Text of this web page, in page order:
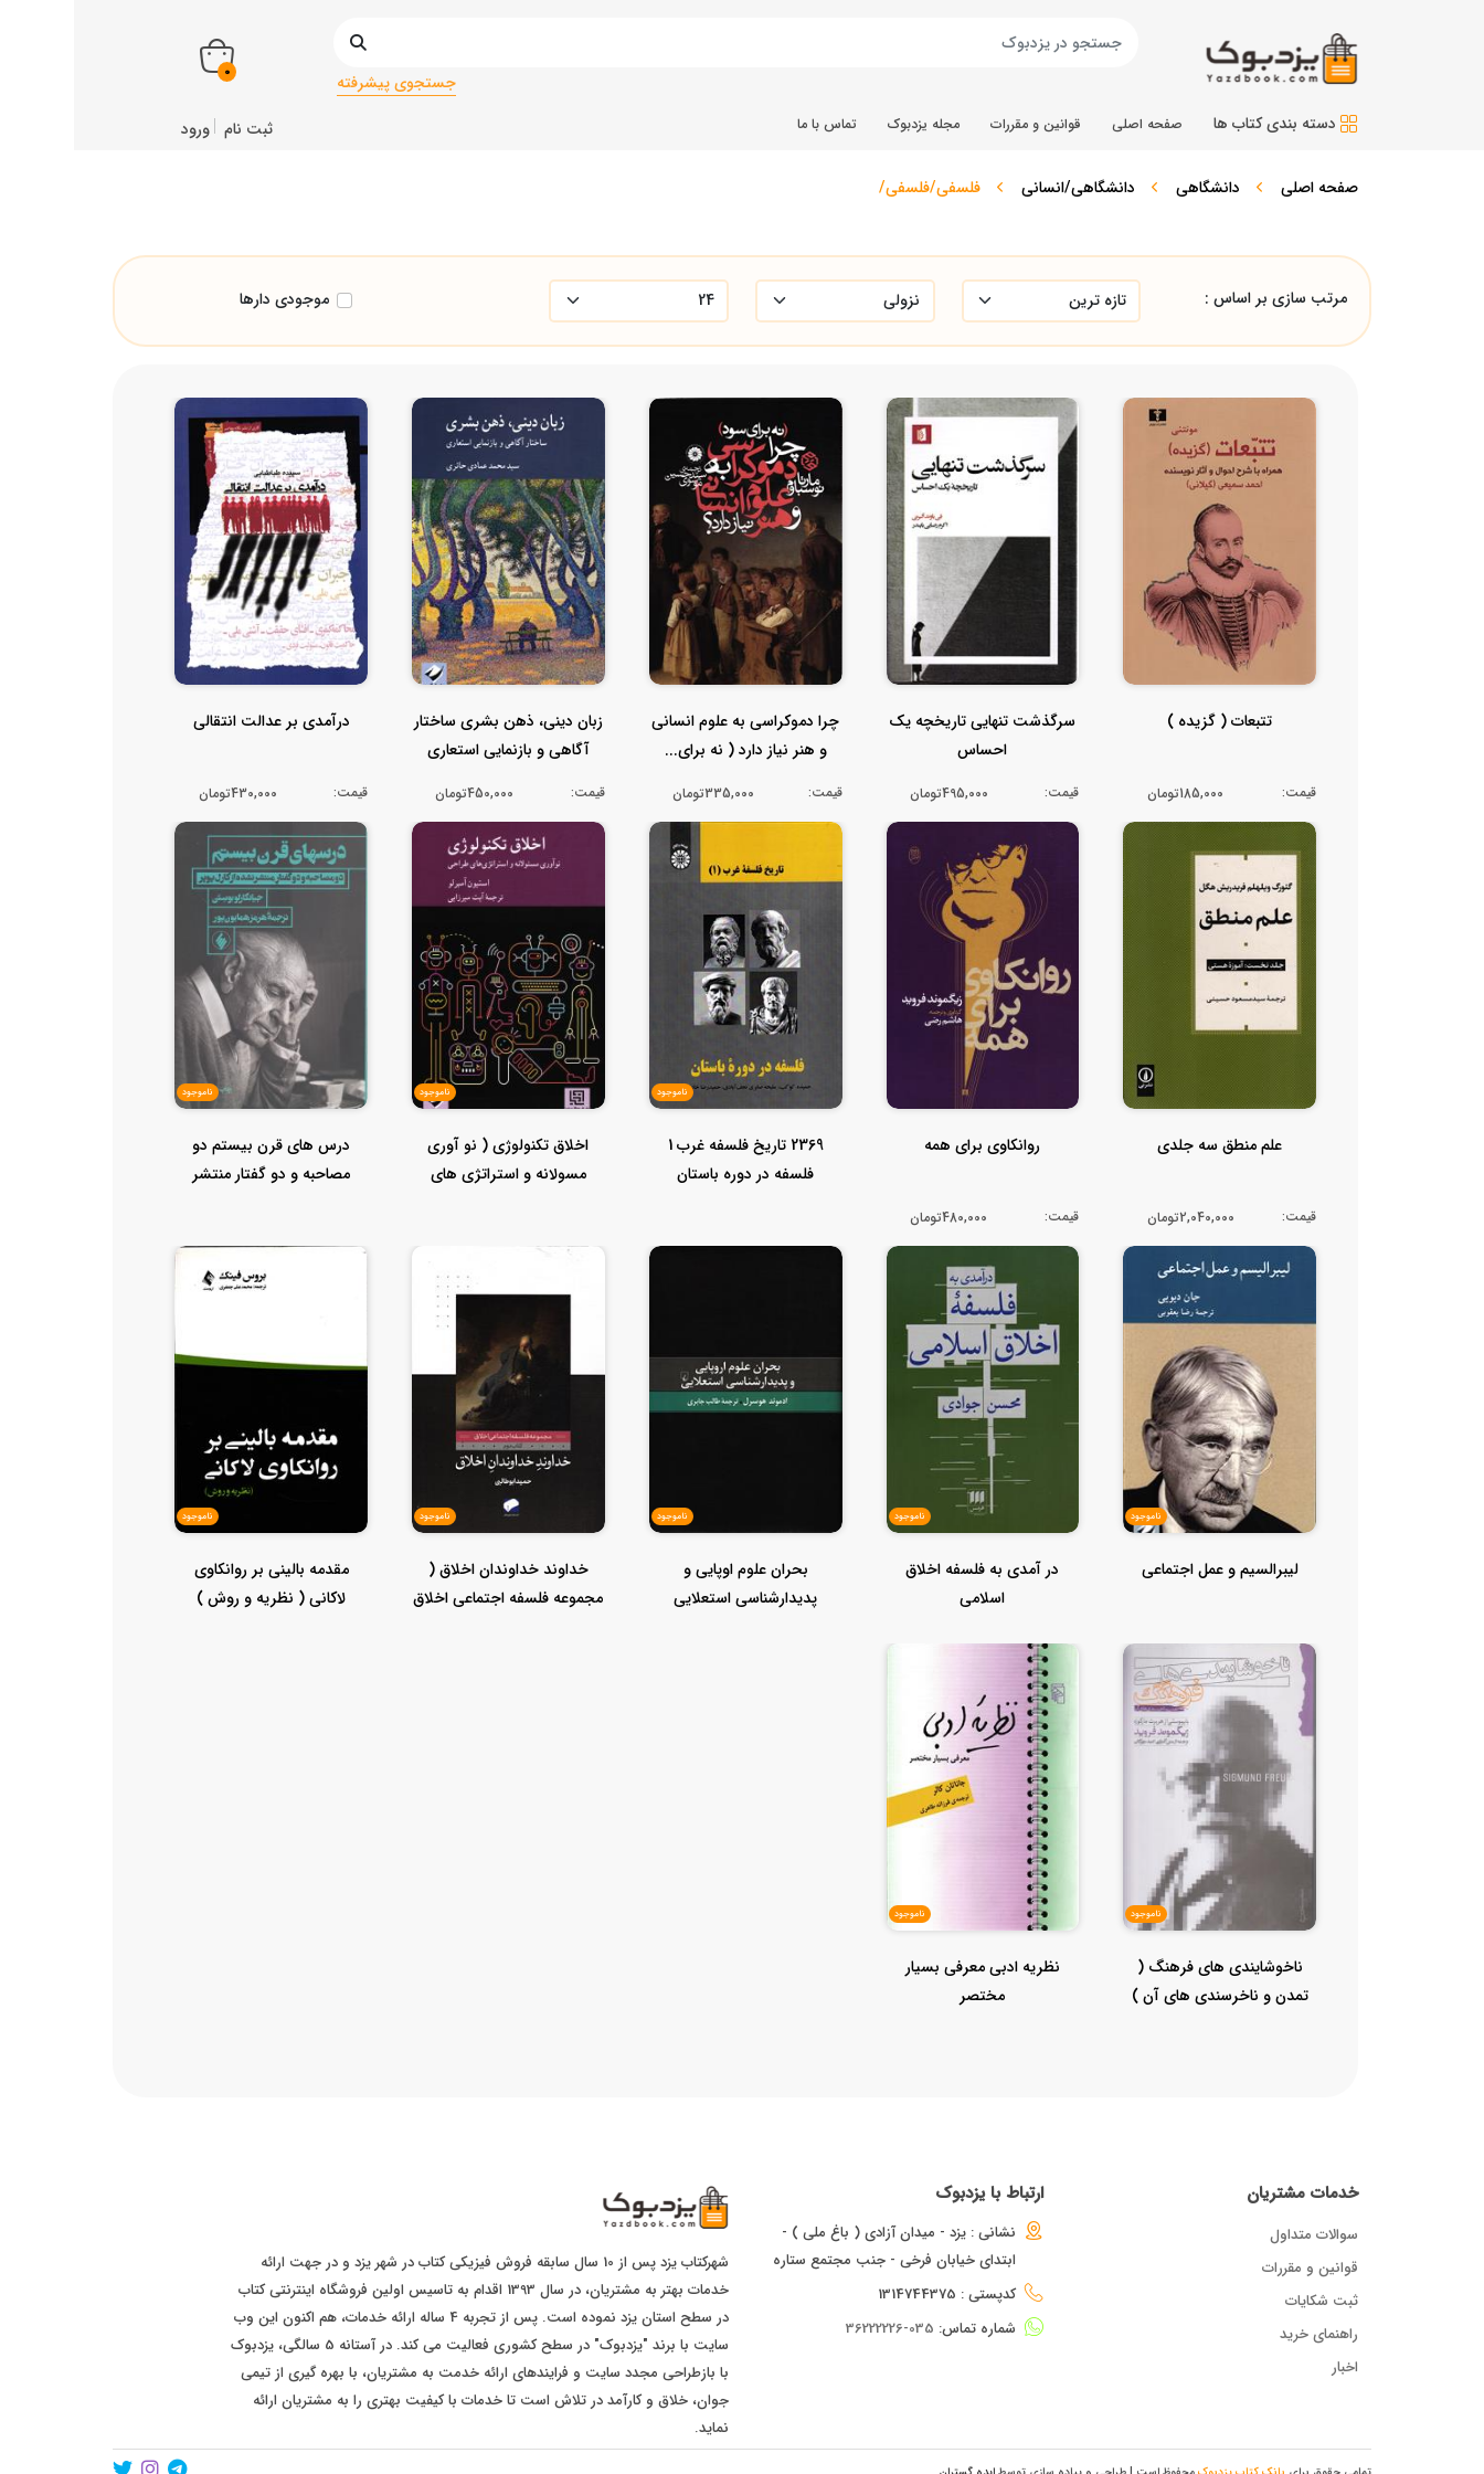
جستجوی پیشرفته 0
دسته بندی کتاب ها صفحه اصلی قوانین و مقررات مجله یزدبوک تماس با ما ثبت نام ورود
صفحه اصلی دانشگاهی دانشگاهی/انسانی فلسفی/فلسفی/
مرتب سازی بر اساس : موجودی دارها
تتبعات ( گزیده )
قیمت: 185,000تومان
سرگذشت تنهایی تاریخچه یک
احساس
قیمت: 495,000تومان
چرا دموکراسی به علوم انسانی
و هنر نیاز دارد ( نه برای...
قیمت: 335,000تومان
زبان دینی، ذهن بشری ساختار
آگاهی و بازنمایی استعاری
قیمت: 450,000تومان
درآمدی بر عدالت انتقالی
قیمت: 430,000تومان
علم منطق سه جلدی
قیمت: 2,040,000تومان
روانکاوی برای همه
قیمت: 480,000تومان
ناموجود
2369 تاریخ فلسفه غرب 1
فلسفه در دوره باستان
ناموجود
اخلاق تکنولوژی ( نو آوری
مسولانه و استراتژی های
ناموجود
درس های قرن بیستم دو
مصاحبه و دو گفتار منتشر
ناموجود
لیبرالسیم و عمل اجتماعی
ناموجود
در آمدی به فلسفه اخلاق
اسلامی
ناموجود
بحران علوم اوپایی و
پدیدارشناسی استعلایی
ناموجود
خداوند خداوندان اخلاق (
مجموعه فلسفه اجتماعی اخلاق
ناموجود
مقدمه بالینی بر روانکاوی
لاکانی ( نظریه و روش )
ناموجود
ناخوشایندی های فرهنگ (
تمدن و ناخرسندی های آن )
ناموجود
نظریه ادبی معرفی بسیار
مختصر
خدمات مشتریان
سوالات متداول
قوانین و مقررات
ثبت شکایات
راهنمای خرید
اخبار
ارتباط با یزدبوک
نشانی : یزد - میدان آزادی ( باغ ملی ) -
ابتدای خیابان فرخی - جنب مجتمع ستاره
کدپستی : 1314744375
شماره تماس: 035-36222226
شهرکتاب یزد پس از 10 سال سابقه فروش فیزیکی کتاب در شهر یزد و در جهت ارائه
خدمات بهتر به مشتریان، در سال 1393 اقدام به تاسیس اولین فروشگاه اینترنتی کتاب
در سطح استان یزد نموده است. پس از تجربه 4 ساله ارائه خدمات، هم اکنون این وب
سایت با برند "یزدبوک" در سطح کشوری فعالیت می کند. در آستانه 5 سالگی، یزدبوک
با بازطراحی مجدد سایت و فرایندهای ارائه خدمت به مشتریان، با بهره گیری از تیمی
جوان، خلاق و کارآمد در تلاش است تا خدمات با کیفیت بهتری را به مشتریان ارائه
نماید.